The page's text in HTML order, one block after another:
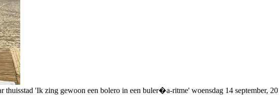
thuisstad 'Ik zing gewoon een bolero in een buler�a-ritme' woensdag 14 september,